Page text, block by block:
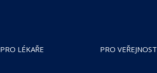
PRO LÉKAŘE PRO VEŘEJNOST